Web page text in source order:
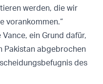
werden, die wir
vorankommen.“
ein Grund dafür,
Pakistan abgebrochen
des